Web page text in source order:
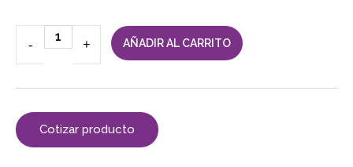
- + AÑADIR AL CARRITO
Cotizar producto